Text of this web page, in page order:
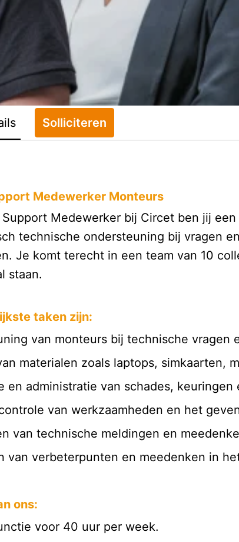
Solliciteren
Medewerker Monteurs
Medewerker bij Circet ben jij
technische ondersteuning bij vragen
Je komt terecht in een team van 10
staan.
taken zijn:
van monteurs bij technische vragen
materialen zoals laptops, simkaarten,
en administratie van schades,
van werkzaamheden en het
van technische meldingen en
van verbeterpunten en meedenken in
ons:
voor 40 uur per week.